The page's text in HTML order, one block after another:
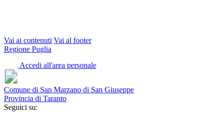
Vai ai contenuti Vai al footer
Regione Puglia
Accedi all'area personale
Comune di San Marzano di San Giuseppe
Provincia di Taranto
Seguici su: